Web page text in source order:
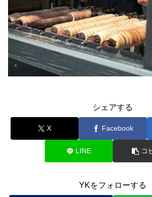
シェアする
X Facebook
LINE コ
YKをフォローする